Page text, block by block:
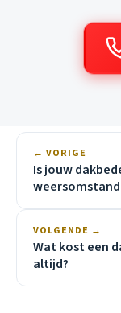
← VORIGE
Is jouw
VOLGENDE →
Wat kost een
altijd?